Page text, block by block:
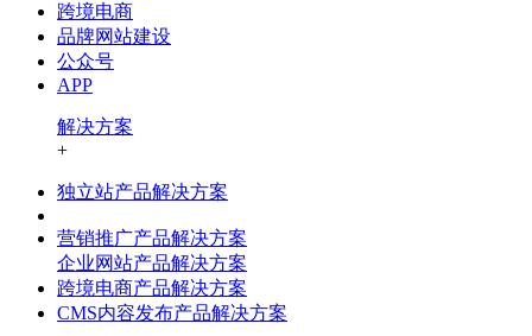
跨境电商
品牌网站建设
公众号
APP
解决方案
+
独立站产品解决方案
营销推广产品解决方案
企业网站产品解决方案
跨境电商产品解决方案
CMS内容发布产品解决方案